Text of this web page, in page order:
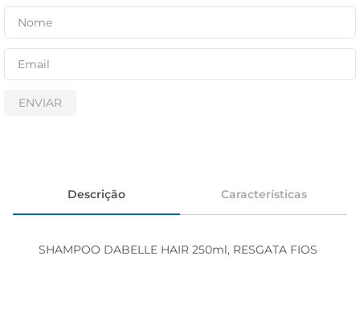
ENVIAR
Descrição Características
SHAMPOO DABELLE HAIR 250ml, RESGATA FIOS
cerveja